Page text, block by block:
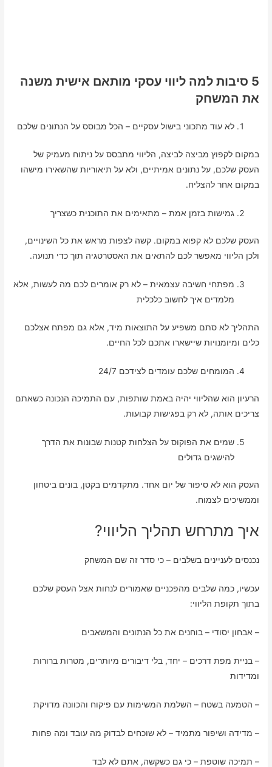
5 סיבות למה ליווי עסקי מותאם אישית משנה
את המשחק
לא עוד מתכוני בישול עסקיים – הכל מבוסס על הנתונים שלכם
במקום לקפוץ מביצה לביצה, הליווי מתבסס על ניתוח מעמיק של
העסק שלכם, על נתונים אמיתיים, ולא על תיאוריות שהשאירו מישהו
במקום אחר להצליח.
גמישות בזמן אמת – מתאימים את התוכנית כשצריך
העסק שלכם לא קפוא במקום. קשה לצפות מראש את כל השינויים,
ולכן הליווי מאפשר לכם להתאים את האסטרטגיה תוך כדי תנועה.
מפתחי חשיבה עצמאית – לא רק אומרים לכם מה לעשות, אלא
מלמדים איך לחשוב כלכלית
התהליך לא סתם משפיע על התוצאות מיד, אלא גם מפתח אצלכם
כלים ומיומנויות שיישארו אתכם לכל החיים.
המומחים שלכם עומדים לצידכם 24/7
הרעיון הוא שהליווי יהיה באמת שותפות, עם התמיכה הנכונה כשאתם
צריכים אותה, לא רק בפגישות קבועות.
שמים את הפוקוס על הצלחות קטנות שבונות את הדרך
להישגים גדולים
העסק הוא לא סיפור של יום אחד. מתקדמים בקטן, בונים ביטחון
וממשיכים לצמוח.
איך מתרחש תהליך הליווי?
נכנסים לעניינים בשלבים – כי סדר זה שם המשחק
עכשיו, כמה שלבים מהפכניים שאמורים לנחות אצל העסק שלכם
בתוך תקופת הליווי:
– אבחון יסודי – בוחנים את כל הנתונים והמשאבים
– בניית מפת דרכים – יחד, בלי דיבורים מיותרים, מטרות ברורות
ומדידות
– הטמעה בשטח – השלמת המשימות עם פיקוח והכוונה מדויקת
– מדידה ושיפור מתמיד – לא שוכחים לבדוק מה עובד ומה פחות
– תמיכה שוטפת – כי גם כשקשה, אתם לא לבד